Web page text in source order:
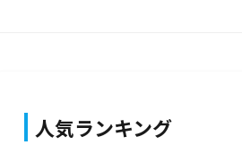
人気ランキング